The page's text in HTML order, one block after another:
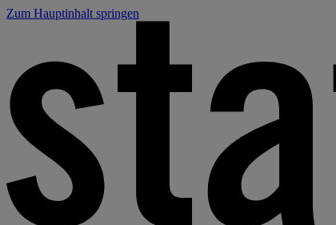
Zum Hauptinhalt springen